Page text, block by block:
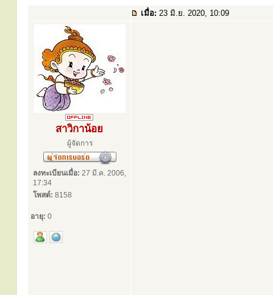
เมื่อ: 23 มิ.ย. 2020, 10:09
สาวิกาน้อย
ผู้จัดการ
ลงทะเบียนเมื่อ: 27 มี.ค. 2006,
17:34
โพสต์: 8158
อายุ: 0